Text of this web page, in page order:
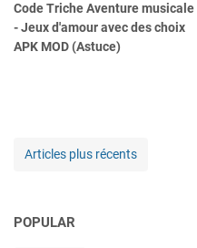
Code Triche Aventure musicale
- Jeux d'amour avec des choix
APK MOD (Astuce)
Articles plus récents
POPULAR